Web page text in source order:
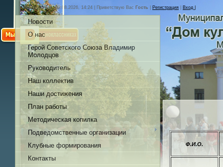
Воскресенье, 09.08.2026, 14:24 | Приветствую Вас Гость Регистрация Вход |
Новости
О нас
Герой Советского Союза Владимир
Молодцов
Руководитель
Наш коллектив
Наши достижения
План работы
Методическая копилка
Подведомственные организации
Клубные формирования
Контакты
Ф.И.О.